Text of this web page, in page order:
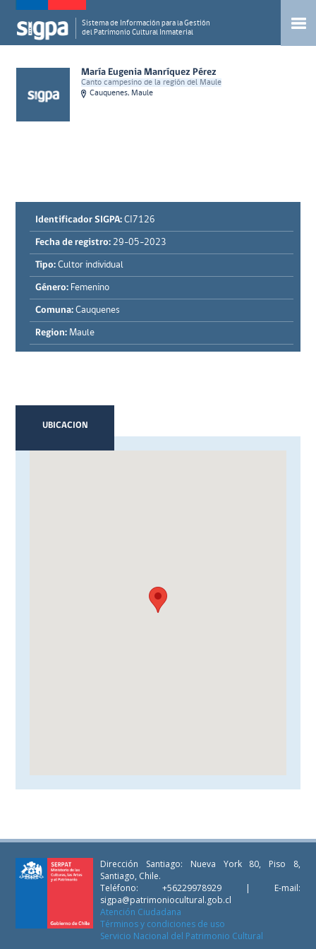
Sistema de Información para la Gestión
del Patrimonio Cultural Inmaterial
María Eugenia Manríquez Pérez
Canto campesino de la región del Maule
Cauquenes, Maule
Identificador SIGPA: CI7126
Fecha de registro: 29-05-2023
Tipo: Cultor individual
Género: Femenino
Comuna: Cauquenes
Region: Maule
UBICACION
Dirección Santiago: Nueva York 80, Piso 8,
Santiago, Chile.
Teléfono: +56229978929 | E-mail:
sigpa@patrimoniocultural.gob.cl
Atención Ciudadana
Términos y condiciones de uso
Servicio Nacional del Patrimonio Cultural